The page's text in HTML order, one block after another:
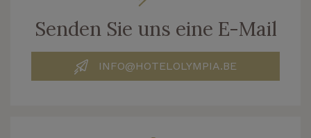
Senden Sie uns eine E-Mail
INFO@HOTELOLYMPIA.BE